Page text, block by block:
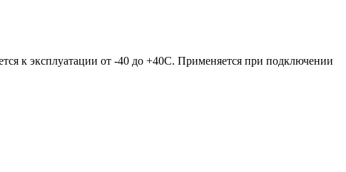
к эксплуатации от -40 до +40С. Применяется при подключении